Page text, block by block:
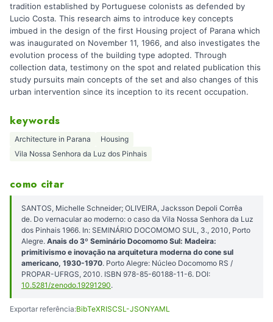
tradition established by Portuguese colonists as defended by
Lucio Costa. This research aims to introduce key concepts
imbued in the design of the first Housing project of Parana which
was inaugurated on November 11, 1966, and also investigates the
evolution process of the building type adopted. Through
collection data, testimony on the spot and related publication this
study pursuits main concepts of the set and also changes of this
urban intervention since its inception to its recent occupation.
keywords
Architecture in Parana
Housing
Vila Nossa Senhora da Luz dos Pinhais
como citar
SANTOS, Michelle Schneider; OLIVEIRA, Jacksson Depoli Corrêa
de. Do vernacular ao moderno: o caso da Vila Nossa Senhora da Luz
dos Pinhais 1966. In: SEMINÁRIO DOCOMOMO SUL, 3., 2010, Porto
Alegre. Anais do 3º Seminário Docomomo Sul: Madeira:
primitivismo e inovação na arquitetura moderna do cone sul
americano, 1930-1970. Porto Alegre: Núcleo Docomomo RS /
PROPAR-UFRGS, 2010. ISBN 978-85-60188-11-6. DOI:
10.5281/zenodo.19291290.
Exportar referência:BibTeXRISCSL-JSONYAML